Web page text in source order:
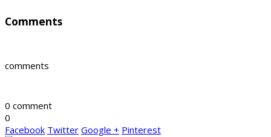
Comments
comments
0 comment
0
Facebook Twitter Google + Pinterest